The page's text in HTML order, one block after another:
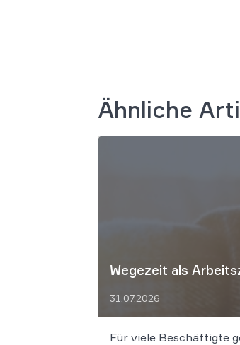
Ähnliche
Wegezeit als
31.07.2026
Für viele Beschäftigte